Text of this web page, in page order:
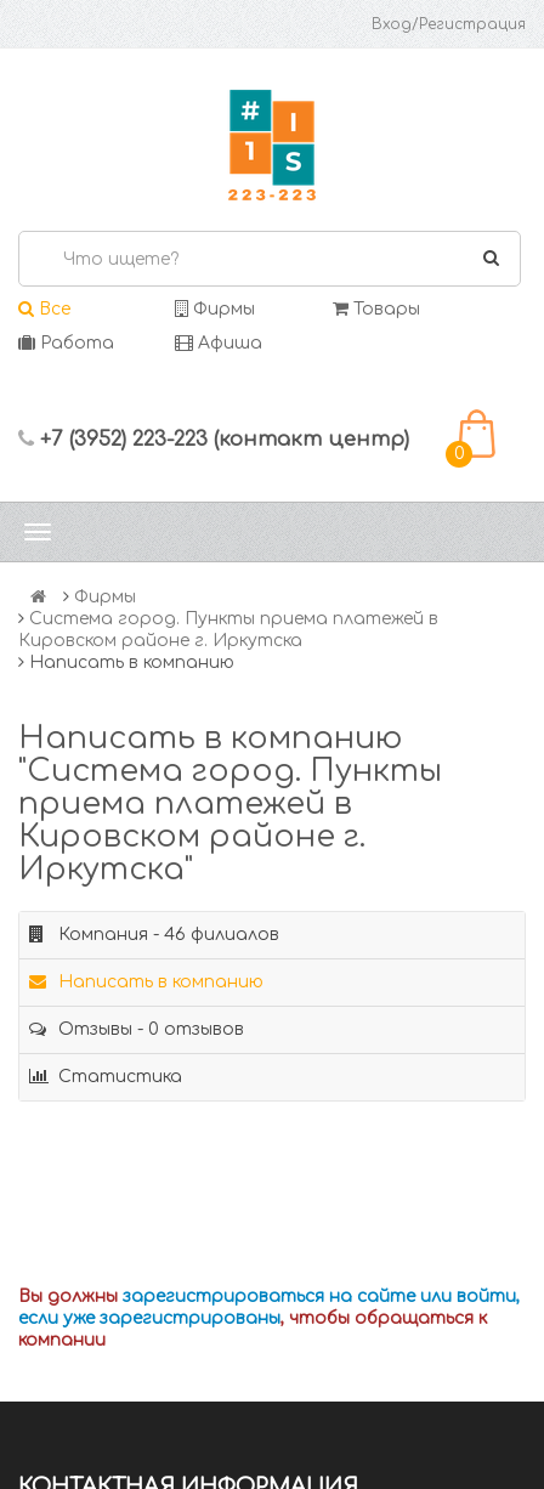
Вход/Регистрация
Все Фирмы
Товары
Работа
Афиша
+7 (3952) 223-223 (контакт центр)
0
Фирмы
Система город. Пункты приема платежей в
Кировском районе г. Иркутска
Написать в компанию
Написать в компанию
"Система город. Пункты
приема платежей в
Кировском районе г.
Иркутска"
Компания - 46 филиалов
Написать в компанию
Отзывы - 0 отзывов
Статистика
Вы должны зарегистрироваться на сайте или войти,
если уже зарегистрированы, чтобы обращаться к
компании